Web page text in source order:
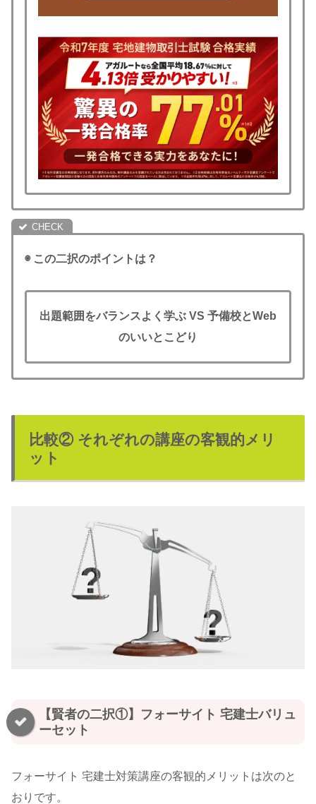
◉ この二択のポイントは？
出題範囲をバランスよく学ぶ VS 予備校とWeb
のいいとこどり
比較② それぞれの講座の客観的メリ
ット
【賢者の二択①】フォーサイト 宅建士バリュ
ーセット
フォーサイト 宅建士対策講座の客観的メリットは次のと
おりです。